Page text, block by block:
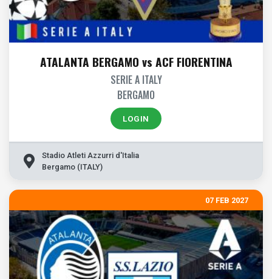
ATALANTA BERGAMO vs ACF FIORENTINA
SERIE A ITALY
BERGAMO
LOGIN
Stadio Atleti Azzurri d'Italia
Bergamo (ITALY)
07 FEB 2027